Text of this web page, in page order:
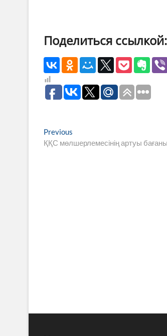
Поделиться ссылкой:
Навигация
по
Previous
post:
ҚҚС мөлшерлемесінің артуы